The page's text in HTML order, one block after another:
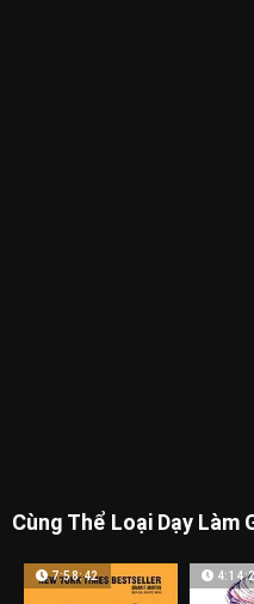
Cùng Thể Loại Dạy Làm
7:58:42